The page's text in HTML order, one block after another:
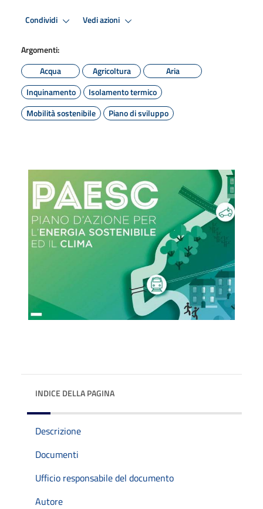
Condividi Vedi azioni
Argomenti:
Acqua
Agricoltura
Aria
Inquinamento
Isolamento termico
Mobilità sostenibile
Piano di sviluppo
INDICE DELLA PAGINA
Descrizione
Documenti
Ufficio responsabile del documento
Autore